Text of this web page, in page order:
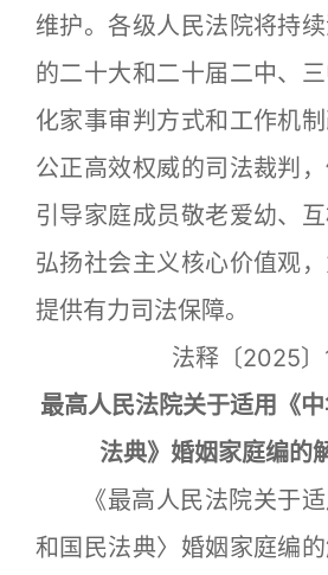
维护。各级人民法院将持
的二十大和二十届二中、
化家事审判方式和工作机
公正高效权威的司法裁判，
引导家庭成员敬老爱幼、
弘扬社会主义核心价值观
提供有力司法保障。
法释〔2025〕
最高人民法院关于适用《
法典》婚姻家庭编的
《最高人民法院关于适
和国民法典〉婚姻家庭编